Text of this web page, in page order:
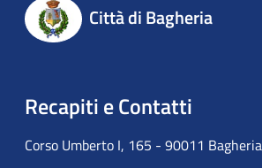
Città di Bagheria
Recapiti e Contatti
Corso Umberto I, 165 - 90011